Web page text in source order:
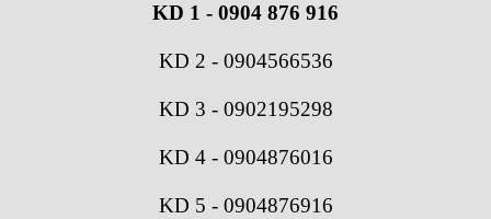
KD 1 - 0904 876 916
KD 2 - 0904566536
KD 3 - 0902195298
KD 4 - 0904876016
KD 5 - 0904876916